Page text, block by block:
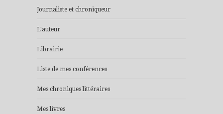
Journaliste et chroniqueur
L'auteur
Librairie
Liste de mes conférences
Mes chroniques littéraires
Mes livres